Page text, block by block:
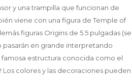
y una trampilla que funcionan de
viene con una figura de Temple of
figuras Origins de 5.5 pulgadas (se
pasarán en grande interpretando
estructura conocida como el
colores y las decoraciones pueden